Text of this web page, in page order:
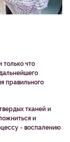
что
правильного
тканей и
и
- воспалению